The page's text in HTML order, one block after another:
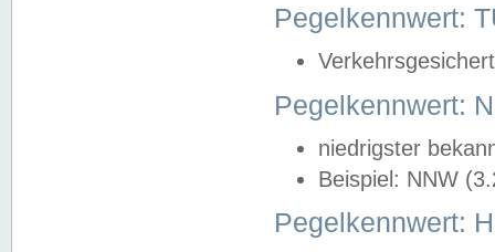
Pegelkennwert:
Pegelkennwert:
niedrigster
Beispiel: NNW
Pegelkennwert: